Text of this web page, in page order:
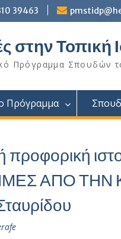
39463
στην Τοπική
Πρόγραμμα Σπουδών
Πρόγραμμα
ΑΠΟ ΤΗΝ